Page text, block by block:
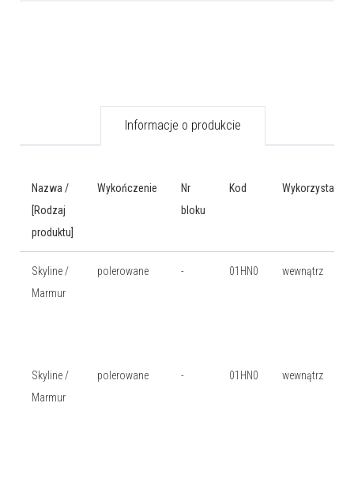
Informacje o produkcie
Nazwa /
[Rodzaj
produktu]
Wykończenie
Nr
bloku
Kod Wykorzystanie
Skyline /
Marmur
polerowane - 01HN0 wewnątrz
Skyline /
Marmur
polerowane - 01HN0 wewnątrz